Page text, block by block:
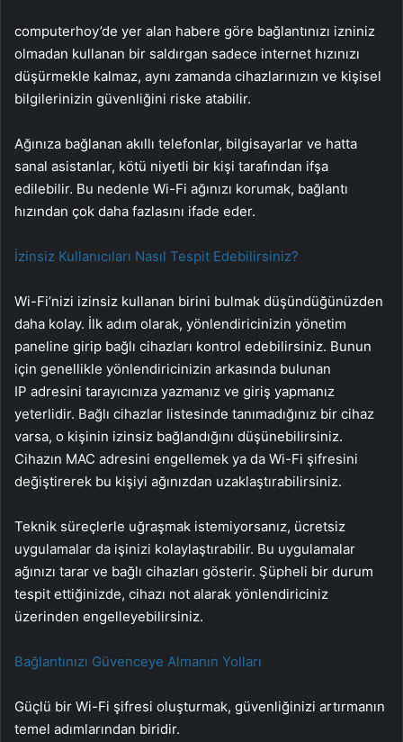
computerhoy’de yer alan habere göre bağlantınızı izniniz
olmadan kullanan bir saldırgan sadece internet hızınızı
düşürmekle kalmaz, aynı zamanda cihazlarınızın ve kişisel
bilgilerinizin güvenliğini riske atabilir.
Ağınıza bağlanan akıllı telefonlar, bilgisayarlar ve hatta
sanal asistanlar, kötü niyetli bir kişi tarafından ifşa
edilebilir. Bu nedenle Wi-Fi ağınızı korumak, bağlantı
hızından çok daha fazlasını ifade eder.
İzinsiz Kullanıcıları Nasıl Tespit Edebilirsiniz?
Wi-Fi’nizi izinsiz kullanan birini bulmak düşündüğünüzden
daha kolay. İlk adım olarak, yönlendiricinizin yönetim
paneline girip bağlı cihazları kontrol edebilirsiniz. Bunun
için genellikle yönlendiricinizin arkasında bulunan
IP adresini tarayıcınıza yazmanız ve giriş yapmanız
yeterlidir. Bağlı cihazlar listesinde tanımadığınız bir cihaz
varsa, o kişinin izinsiz bağlandığını düşünebilirsiniz.
Cihazın MAC adresini engellemek ya da Wi-Fi şifresini
değiştirerek bu kişiyi ağınızdan uzaklaştırabilirsiniz.
Teknik süreçlerle uğraşmak istemiyorsanız, ücretsiz
uygulamalar da işinizi kolaylaştırabilir. Bu uygulamalar
ağınızı tarar ve bağlı cihazları gösterir. Şüpheli bir durum
tespit ettiğinizde, cihazı not alarak yönlendiriciniz
üzerinden engelleyebilirsiniz.
Bağlantınızı Güvenceye Almanın Yolları
Güçlü bir Wi-Fi şifresi oluşturmak, güvenliğinizi artırmanın
temel adımlarından biridir.